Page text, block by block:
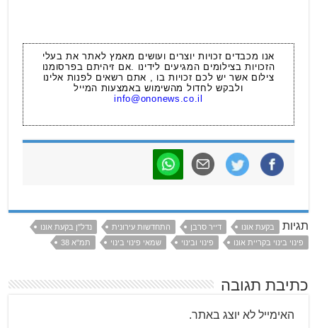
אנו מכבדים זכויות יוצרים ועושים מאמץ לאתר את בעלי
הזכויות בצילומים המגיעים לידינו .אם זיהיתם בפרסומנו
צילום אשר יש לכם זכויות בו , אתם רשאים לפנות אלינו
ולבקש לחדול מהשימוש באמצעות המייל
info@ononews.co.il
תגיות בקעת אונו דייר סרבן התחדשות עירונית
נדל"ן בקעת אונו
פינוי בינוי בקריית אונו
פינוי ובינוי שמאי פינוי בינוי תמ"א 38
כתיבת תגובה
האימייל לא יוצג באתר.